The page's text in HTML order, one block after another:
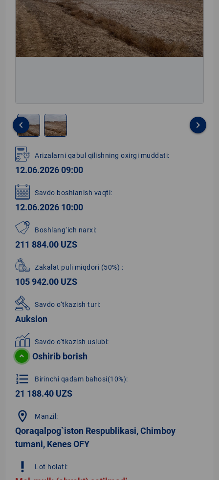
1
of
2
keyboard_arrow_left keyboard_arrow_right
Arizalarni qabul qilishning oxirgi muddati:
12.06.2026 09:00
Savdo boshlanish vaqti:
12.06.2026 10:00
Boshlang‘ich narxi:
211 884.00 UZS
Zakalat puli miqdori (50%) :
105 942.00 UZS
Savdo o‘tkazish turi:
Auksion
Savdo o‘tkazish uslubi:
Oshirib borish
format_list_numbered Birinchi qadam bahosi(10%):
21 188.40 UZS
location_on Manzil:
Qoraqalpog`iston Respublikasi, Chimboy
tumani, Kenes OFY
priority_high Lot holati: